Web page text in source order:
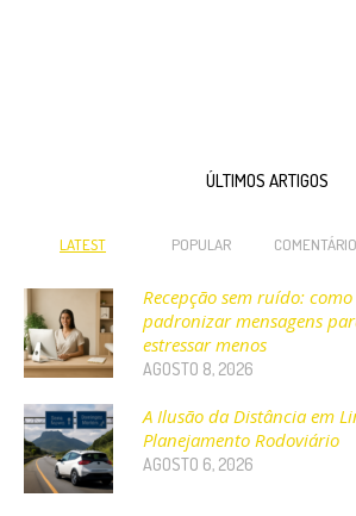
ÚLTIMOS ARTIGOS
LATEST POPULAR
Recepção sem ruído:
padronizar mensagens
estressar menos
AGOSTO 8, 2026
A Ilusão da Distância em
Planejamento Rodoviário
AGOSTO 6, 2026